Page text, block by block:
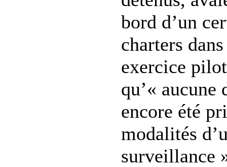
bord d’un
charters
exercice
qu’« aucune
encore été
modalités
surveillance